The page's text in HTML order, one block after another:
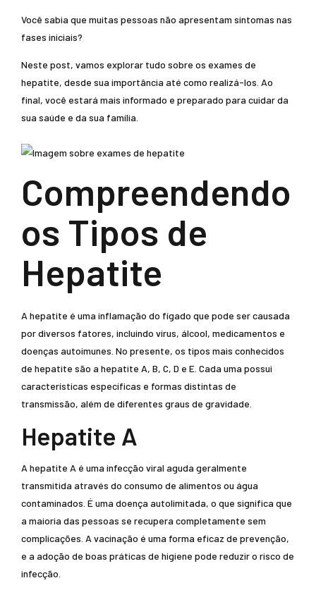
Você sabia que muitas pessoas não apresentam sintomas nas
fases iniciais?
Neste post, vamos explorar tudo sobre os exames de
hepatite, desde sua importância até como realizá-los. Ao
final, você estará mais informado e preparado para cuidar da
sua saúde e da sua família.
Compreendendo
os Tipos de
Hepatite
A hepatite é uma inflamação do fígado que pode ser causada
por diversos fatores, incluindo vírus, álcool, medicamentos e
doenças autoimunes. No presente, os tipos mais conhecidos
de hepatite são a hepatite A, B, C, D e E. Cada uma possui
características específicas e formas distintas de
transmissão, além de diferentes graus de gravidade.
Hepatite A
A hepatite A é uma infecção viral aguda geralmente
transmitida através do consumo de alimentos ou água
contaminados. É uma doença autolimitada, o que significa que
a maioria das pessoas se recupera completamente sem
complicações. A vacinação é uma forma eficaz de prevenção,
e a adoção de boas práticas de higiene pode reduzir o risco de
infecção.